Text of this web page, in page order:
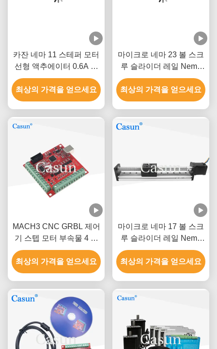
카잔 네마 11 스테퍼 모터
선형 액추에이터 0.6A 선
형 가이드 슬라이드 및 스
트로크 커스터마이징
50mm-900mm
최상의 가격을 얻으세요
마이크로 네마 23 볼 스크
루 슬라이더 레일 Nema
23 하이브리드 스테퍼 모
터 CE 인증
최상의 가격을 얻으세요
MACH3 CNC GRBL 제어
기 스텝 모터 부속물 4 축
보드 터치 프로브
최상의 가격을 얻으세요
마이크로 네마 17 볼 스크
루 슬라이더 레일 Nema
17 하이브리드 스테퍼 모
터 CE RoHS 인증
최상의 가격을 얻으세요